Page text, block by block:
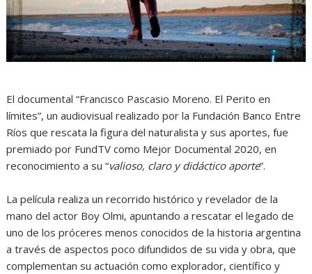
El documental “Francisco Pascasio Moreno. El Perito en
límites”, un audiovisual realizado por la Fundación Banco Entre
Ríos que rescata la figura del naturalista y sus aportes, fue
premiado por FundTV como Mejor Documental 2020, en
reconocimiento a su “valioso, claro y didáctico aporte”.
La película realiza un recorrido histórico y revelador de la
mano del actor Boy Olmi, apuntando a rescatar el legado de
uno de los próceres menos conocidos de la historia argentina
a través de aspectos poco difundidos de su vida y obra, que
complementan su actuación como explorador, científico y